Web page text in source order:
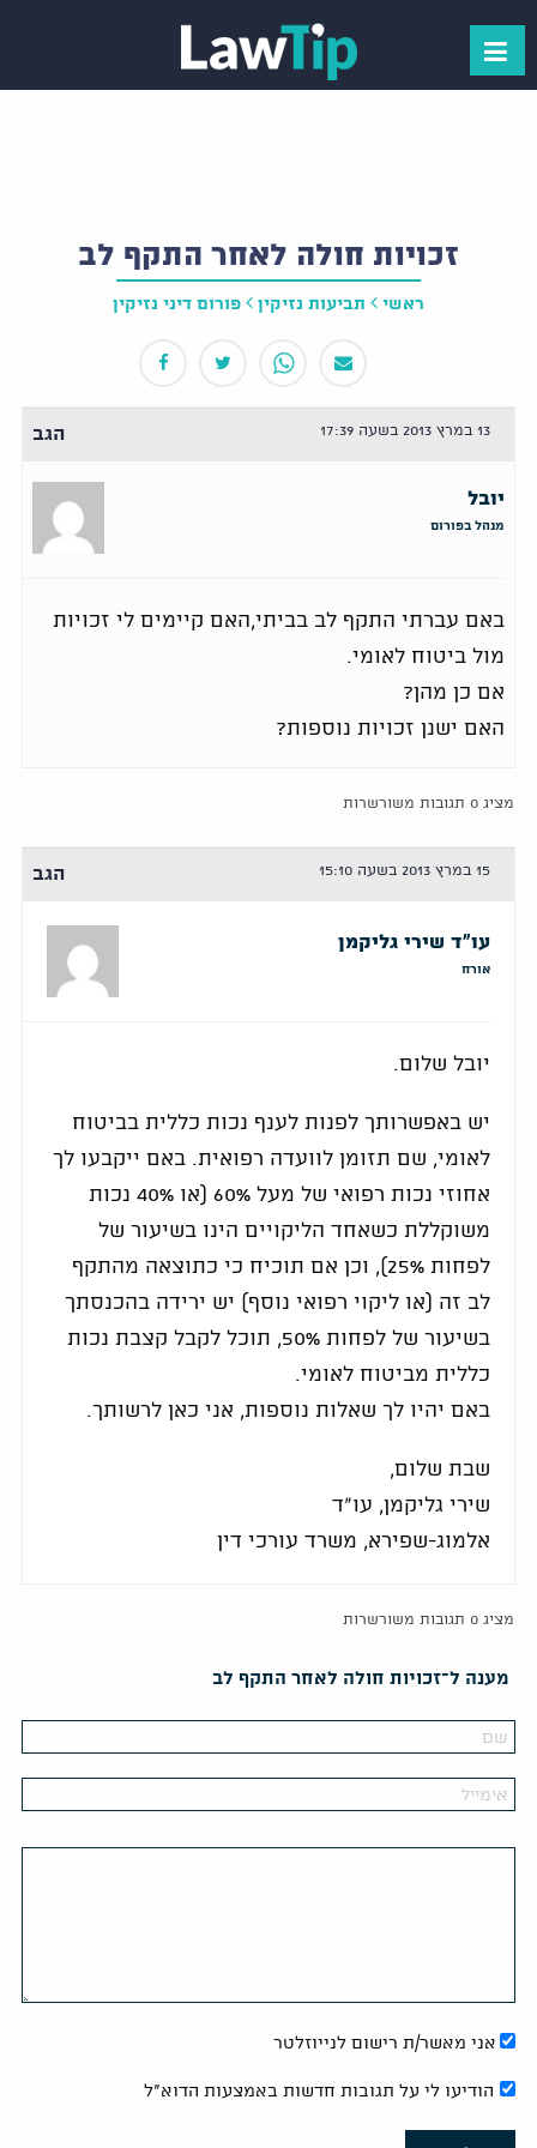
זכויות חולה לאחר התקף לב
ראשי תביעות נזיקין פורום דיני נזיקין
13 במרץ 2013 בשעה 17:39 הגב
יובל
מנהל בפורום
באם עברתי התקף לב בביתי,האם קיימים לי זכויות
מול ביטוח לאומי.
אם כן מהן?
האם ישנן זכויות נוספות?
מציג 0 תגובות משורשרות
15 במרץ 2013 בשעה 15:10 הגב
עו"ד שירי גליקמן
אורח
יובל שלום.
יש באפשרותך לפנות לענף נכות כללית בביטוח
לאומי, שם תזומן לוועדה רפואית. באם ייקבעו לך
אחוזי נכות רפואי של מעל 60% (או 40% נכות
משוקללת כשאחד הליקויים הינו בשיעור של
לפחות 25%), וכן אם תוכיח כי כתוצאה מהתקף
לב זה (או ליקוי רפואי נוסף) יש ירידה בהכנסתך
בשיעור של לפחות 50%, תוכל לקבל קצבת נכות
כללית מביטוח לאומי.
באם יהיו לך שאלות נוספות, אני כאן לרשותך.
שבת שלום,
שירי גליקמן, עו"ד
אלמוג-שפירא, משרד עורכי דין
מציג 0 תגובות משורשרות
מענה ל־זכויות חולה לאחר התקף לב
אני מאשר/ת רישום לנייוזלטר
הודיעו לי על תגובות חדשות באמצעות הדוא"ל